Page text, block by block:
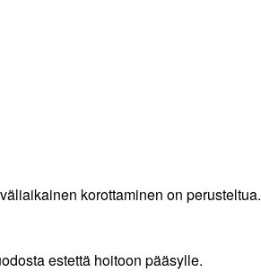
korottaminen on perusteltua.
estettä hoitoon pääsylle.